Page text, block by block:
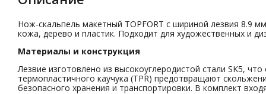
Нож-скальпель макетный TOPFORT с шириной лезвия 8.9
кожа, дерево и пластик. Подходит для художественных и
Материалы и конструкция
Лезвие изготовлено из высокоуглеродистой стали SK5,
термопластичного каучука (TPR) предотвращают
безопасного хранения и транспортировки. В комплект